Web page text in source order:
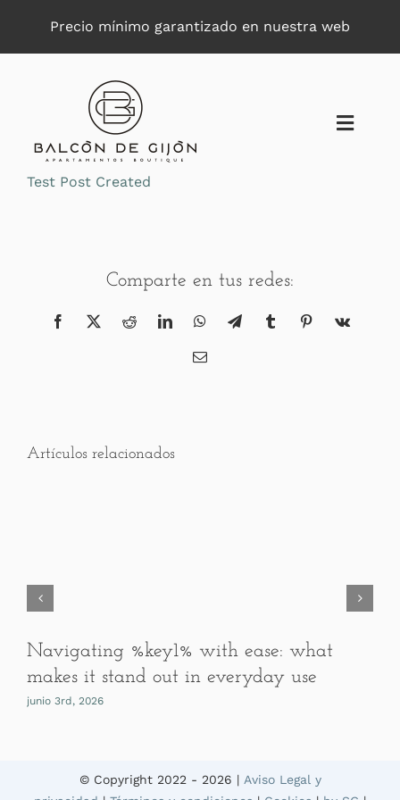
Precio mínimo garantizado en nuestra web
Toggle
Test Post Created
Comparte en tus redes:
Facebook
X RedditLinkedInWhatsAppTelegramTumblrPinterest
Vk
Correo
Artículos relacionados
Navigating %key1% with ease: what
makes it stand out in everyday use
junio 3rd, 2026
© Copyright 2022 - 2026 | Aviso Legal y